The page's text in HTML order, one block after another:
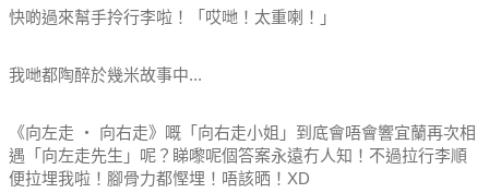
快啲過來幫手拎行李啦！「哎哋！太重喇！」
我哋都陶醉於幾米故事中...
《向左走 ‧ 向右走》嘅「向右走小姐」到底會唔會響宜蘭再次相
遇「向左走先生」呢？睇嚟呢個答案永遠冇人知！不過拉行李順
便拉埋我啦！腳骨力都慳埋！唔該晒！XD